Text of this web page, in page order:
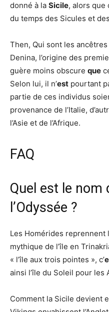
donné à la Sicile, alors que
du temps des Sicules et
Then, Qui sont les ancêtres
Denina, l’origine des
guère moins obscure que
Selon lui, il n’est pourtant
partie de ces individus
provenance de l’Italie,
l’Asie et de l’Afrique.
FAQ
Quel est le nom
l’Odyssée ?
Les Homérides reprennent
mythique de l’île en
« l’île aux trois pointes », c’
ainsi l’île du Soleil pour les
Comment la Sicile devient